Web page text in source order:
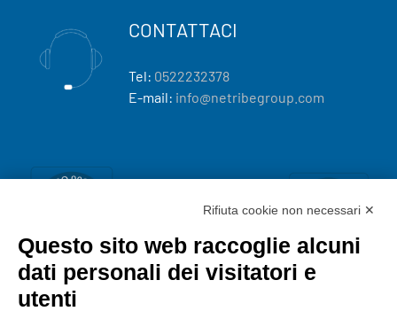
CONTATTACI
Tel: 0522232378
E-mail: info@netribegroup.com
Rifiuta cookie non necessari ✕
Questo sito web raccoglie alcuni
dati personali dei visitatori e
utenti